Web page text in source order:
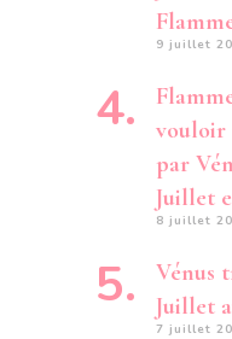
9 juillet
vouloir
par
Juillet
8 juillet
Vénus
Juillet
7 juillet